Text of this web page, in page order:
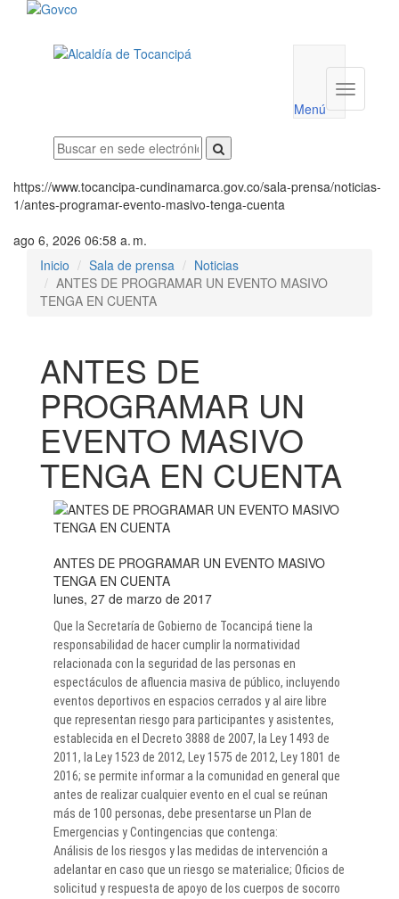
utilidades
Menú
Menú
https://www.tocancipa-cundinamarca.gov.co/sala-prensa/noticias-
1/antes-programar-evento-masivo-tenga-cuenta
ago 6, 2026 06:58 a. m.
Inicio
Sala de prensa
Noticias
ANTES DE PROGRAMAR UN EVENTO MASIVO
TENGA EN CUENTA
ANTES DE
PROGRAMAR UN
EVENTO MASIVO
TENGA EN CUENTA
ANTES DE PROGRAMAR UN EVENTO MASIVO
TENGA EN CUENTA
lunes, 27 de marzo de 2017
Que la Secretaría de Gobierno de Tocancipá tiene la
responsabilidad de hacer cumplir la normatividad
relacionada con la seguridad de las personas en
espectáculos de afluencia masiva de público, incluyendo
eventos deportivos en espacios cerrados y al aire libre
que representan riesgo para participantes y asistentes,
establecida en el Decreto 3888 de 2007, la Ley 1493 de
2011, la Ley 1523 de 2012, Ley 1575 de 2012, Ley 1801 de
2016; se permite informar a la comunidad en general que
antes de realizar cualquier evento en el cual se reúnan
más de 100 personas, debe presentarse un Plan de
Emergencias y Contingencias que contenga:
Análisis de los riesgos y las medidas de intervención a
adelantar en caso que un riesgo se materialice; Oficios de
solicitud y respuesta de apoyo de los cuerpos de socorro